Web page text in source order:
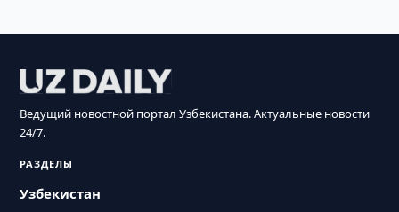
Ведущий новостной портал Узбекистана. Актуальные новости
24/7.
РАЗДЕЛЫ
Узбекистан